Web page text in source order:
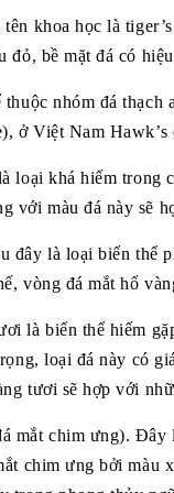
khoa học là
đỏ, bề mặt đá có
nhóm đá
ở Việt Nam
loại khá hiếm trong
với màu đá này sẽ
đây là loại biến thể
vòng đá mắt hổ
là biến thể hiếm
loại đá này có
tươi sẽ hợp với
mắt chim ưng). Đây
chim ưng bởi màu